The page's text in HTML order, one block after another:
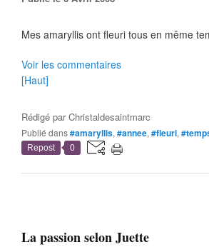
Mes amaryllis ont fleuri tous en même
Voir les commentaires
[Haut]
Rédigé parChristaldesaintmarc
Publié dans#amaryllis, #annee, #fleuri,
Repost 0
La passion selon Juette